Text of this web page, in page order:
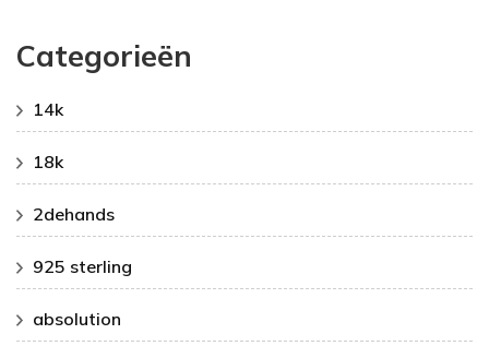
Categorieën
14k
18k
2dehands
925 sterling
absolution